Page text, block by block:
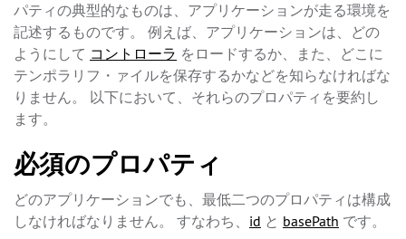
パティの典型的なものは、アプリケーションが走る環境を
記述するものです。 例えば、アプリケーションは、どの
ようにして コントローラ をロードするか、また、どこに
テンポラリフ・ァイルを保存するかなどを知らなければな
りません。 以下において、それらのプロパティを要約し
ます。
必須のプロパティ
どのアプリケーションでも、最低二つのプロパティは構成
しなければなりません。 すなわち、 id と basePath です。